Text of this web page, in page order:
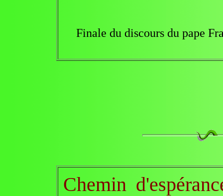
Finale du discours du pape
Chemin